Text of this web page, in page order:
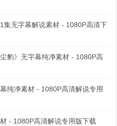
集无字幕解说素材 - 1080P高清下
豹》无字幕纯净素材 - 1080P高
纯净素材 - 1080P高清解说专用
- 1080P高清解说专用版下载